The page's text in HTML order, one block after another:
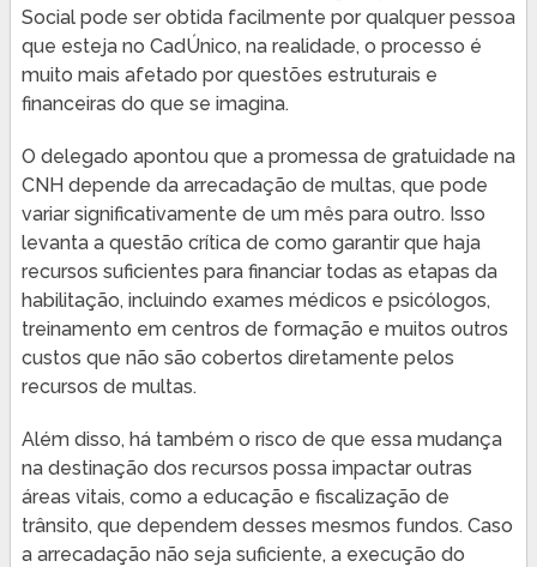
Social pode ser obtida facilmente por qualquer pessoa
que esteja no CadÚnico, na realidade, o processo é
muito mais afetado por questões estruturais e
financeiras do que se imagina.
O delegado apontou que a promessa de gratuidade na
CNH depende da arrecadação de multas, que pode
variar significativamente de um mês para outro. Isso
levanta a questão crítica de como garantir que haja
recursos suficientes para financiar todas as etapas da
habilitação, incluindo exames médicos e psicólogos,
treinamento em centros de formação e muitos outros
custos que não são cobertos diretamente pelos
recursos de multas.
Além disso, há também o risco de que essa mudança
na destinação dos recursos possa impactar outras
áreas vitais, como a educação e fiscalização de
trânsito, que dependem desses mesmos fundos. Caso
a arrecadação não seja suficiente, a execução do